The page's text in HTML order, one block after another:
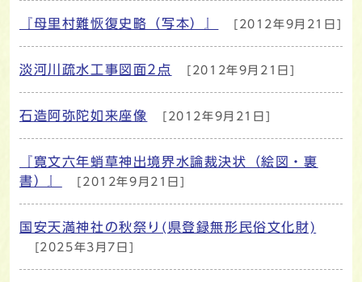
『母里村難恢復史略（写本）』 [2012年9月21日]
淡河川疏水工事図面2点 [2012年9月21日]
石造阿弥陀如来座像 [2012年9月21日]
『寛文六年蛸草神出境界水論裁決状（絵図・裏
書）』
[2012年9月21日]
国安天満神社の秋祭り(県登録無形民俗文化財)
[2025年3月7日]